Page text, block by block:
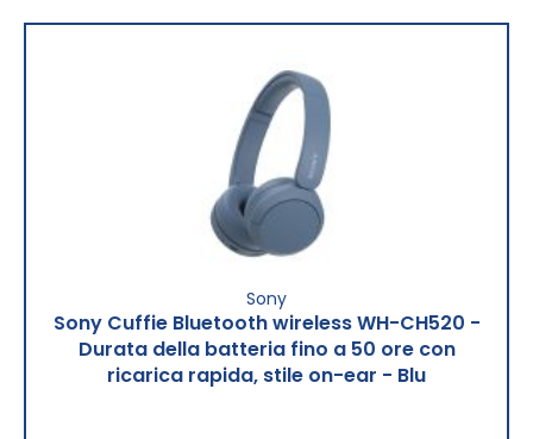
Sony
Sony Cuffie Bluetooth wireless WH-CH520 -
Durata della batteria fino a 50 ore con
ricarica rapida, stile on-ear - Blu